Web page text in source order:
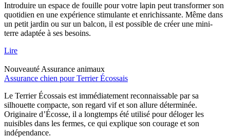
Introduire un espace de fouille pour votre lapin peut transformer son
quotidien en une expérience stimulante et enrichissante. Même dans
un petit jardin ou sur un balcon, il est possible de créer une mini-
terre adaptée à ses besoins.
Lire
Nouveauté Assurance animaux
Assurance chien pour Terrier Écossais
Le Terrier Écossais est immédiatement reconnaissable par sa
silhouette compacte, son regard vif et son allure déterminée.
Originaire d’Écosse, il a longtemps été utilisé pour déloger les
nuisibles dans les fermes, ce qui explique son courage et son
indépendance.